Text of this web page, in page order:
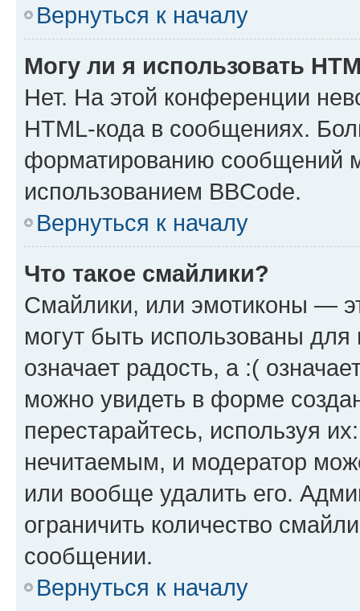
Вернуться к началу
Могу ли я использовать
Нет. На этой конференции
HTML-кода в сообщениях.
форматированию сообщений
использованием BBCode.
Вернуться к началу
Что такое смайлики?
Смайлики, или эмотиконы —
могут быть использованы
означает радость, а :(
можно увидеть в форме
перестарайтесь, используя
нечитаемым, и модератор
или вообще удалить его.
ограничить количество
сообщении.
Вернуться к началу